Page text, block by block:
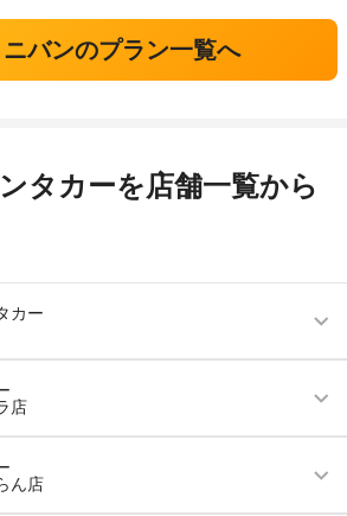
バンのプラン一覧へ
タカーを店舗一覧から
カー
～ 20:00
空港より無料送迎車で約10分
千歳市美々７５８－１７１
店
～ 21:00
空港より無料送迎車で約9分
ん店